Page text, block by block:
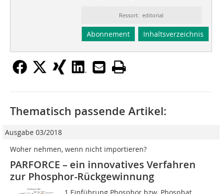
Ressort: editorial
Abonnement Inhaltsverzeichnis
Thematisch passende Artikel:
Ausgabe 03/2018
Woher nehmen, wenn nicht importieren?
PARFORCE – ein innovatives Verfahren
zur Phosphor-Rückgewinnung